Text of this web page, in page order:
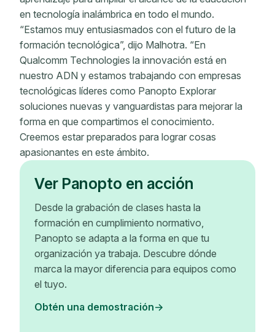
en tecnología inalámbrica en todo el mundo.
“Estamos muy entusiasmados con el futuro de la
formación tecnológica”, dijo Malhotra. “En
Qualcomm Technologies la innovación está en
nuestro ADN y estamos trabajando con empresas
tecnológicas líderes como Panopto Explorar
soluciones nuevas y vanguardistas para mejorar la
forma en que compartimos el conocimiento.
Creemos estar preparados para lograr cosas
apasionantes en este ámbito.
Ver Panopto en acción
Desde la grabación de clases hasta la
formación en cumplimiento normativo,
Panopto se adapta a la forma en que tu
organización ya trabaja. Descubre dónde
marca la mayor diferencia para equipos como
el tuyo.
Obtén una demostración